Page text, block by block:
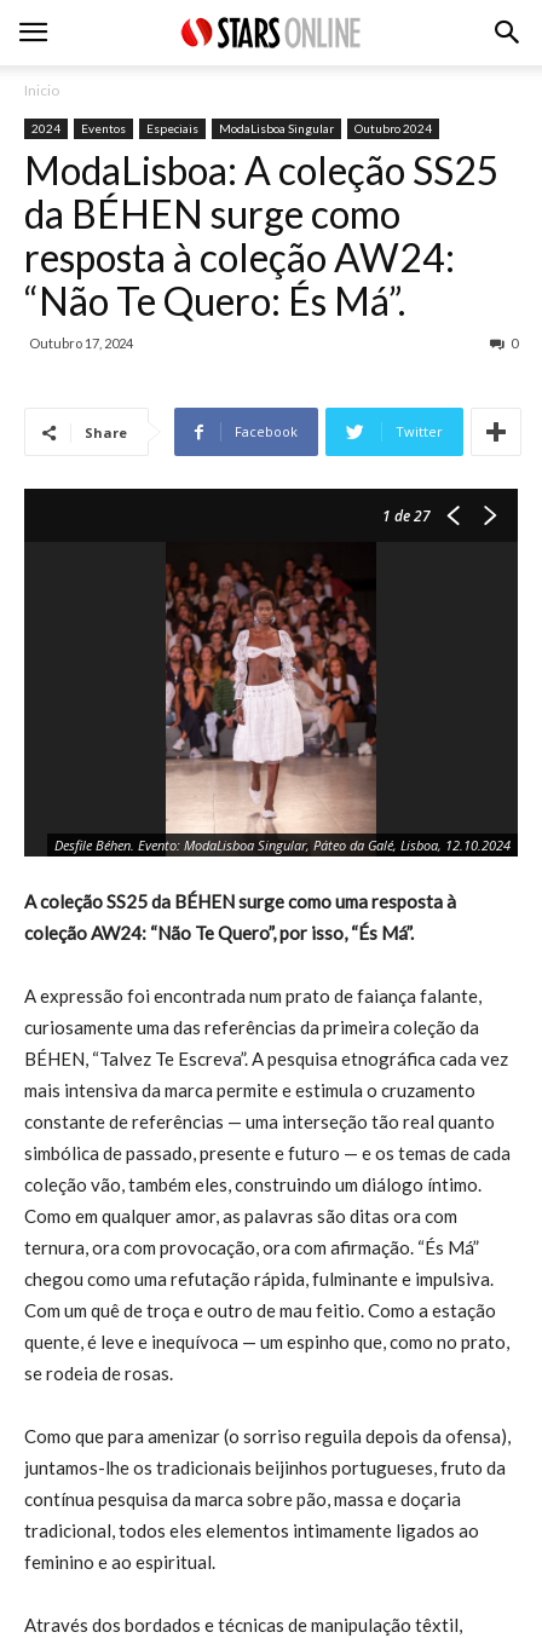
Inicio
2024 Eventos Especiais ModaLisboa Singular Outubro 2024
ModaLisboa: A coleção SS25
da BÉHEN surge como
resposta à coleção AW24:
“Não Te Quero: És Má”.
Outubro 17, 2024 0
Share Facebook Twitter
1 de 27
Desfile Béhen. Evento: ModaLisboa Singular, Páteo da Galé, Lisboa, 12.10.2024
A coleção SS25 da BÉHEN surge como uma resposta à
coleção AW24: “Não Te Quero”, por isso, “És Má”.
A expressão foi encontrada num prato de faiança falante,
curiosamente uma das referências da primeira coleção da
BÉHEN, “Talvez Te Escreva”. A pesquisa etnográfica cada vez
mais intensiva da marca permite e estimula o cruzamento
constante de referências — uma interseção tão real quanto
simbólica de passado, presente e futuro — e os temas de cada
coleção vão, também eles, construindo um diálogo íntimo.
Como em qualquer amor, as palavras são ditas ora com
ternura, ora com provocação, ora com afirmação. “És Má”
chegou como uma refutação rápida, fulminante e impulsiva.
Com um quê de troça e outro de mau feitio. Como a estação
quente, é leve e inequívoca — um espinho que, como no prato,
se rodeia de rosas.
Como que para amenizar (o sorriso reguila depois da ofensa),
juntamos-lhe os tradicionais beijinhos portugueses, fruto da
contínua pesquisa da marca sobre pão, massa e doçaria
tradicional, todos eles elementos intimamente ligados ao
feminino e ao espiritual.
Através dos bordados e técnicas de manipulação têxtil,